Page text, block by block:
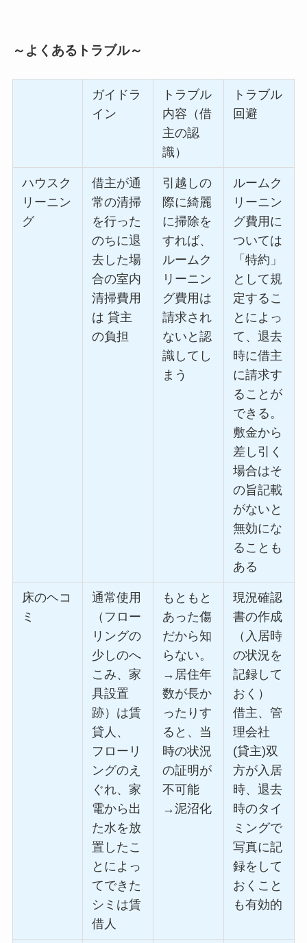
～よくあるトラブル～
ガイドラ
イン
トラブル
内容（借
主の認
識）
トラブル
回避
ハウスク
リーニン
グ
借主が通
常の清掃
を行った
のちに退
去した場
合の室内
清掃費用
は 貸主
の負担
引越しの
際に綺麗
に掃除を
すれば、
ルームク
リーニン
グ費用は
請求され
ないと認
識してし
まう
ルームク
リーニン
グ費用に
ついては
「特約」
として規
定するこ
とによっ
て、退去
時に借主
に請求す
ることが
できる。
敷金から
差し引く
場合はそ
の旨記載
がないと
無効にな
ることも
ある
床のヘコ
ミ
通常使用
（フロー
リングの
少しのへ
こみ、家
具設置
跡）は賃
貸人、
フローリ
ングのえ
ぐれ、家
電から出
た水を放
置したこ
とによっ
てできた
シミは賃
借人
もともと
あった傷
だから知
らない。
→居住年
数が長か
ったりす
ると、当
時の状況
の証明が
不可能
→泥沼化
現況確認
書の作成
（入居時
の状況を
記録して
おく）
借主、管
理会社
(貸主)双
方が入居
時、退去
時のタイ
ミングで
写真に記
録をして
おくこと
も有効的